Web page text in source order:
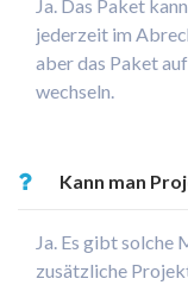
Ja. Das Paket
jederzeit im
aber das Paket
wechseln.
Kann man
Ja. Es gibt solche
zusätzliche